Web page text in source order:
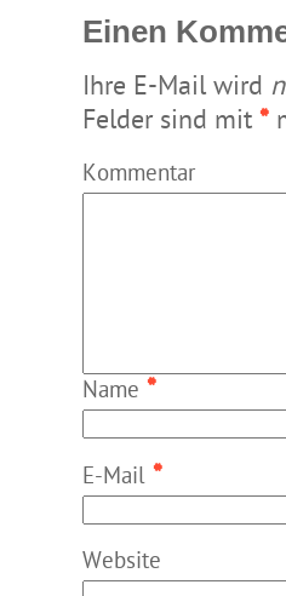
Einen
Ihre E-Mail wird
Felder sind mit *
Kommentar
Name *
E-Mail *
Website